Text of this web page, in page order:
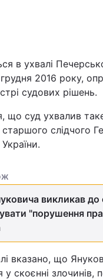
в ухвалі
2016 року,
судових рішень.
що суд ухвалив
слідчого
викликав до
"порушення
вказано, що
у скоєнні злочинів,